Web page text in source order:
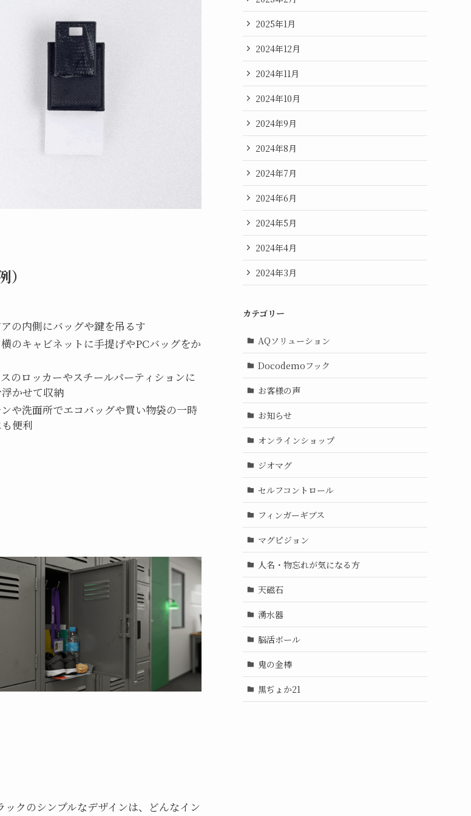
の内側にバッグや鍵を吊るす
のキャビネットに手提げやPCバッグをか
のロッカーやスチールパーティションに
かせて収納
や洗面所でエコバッグや買い物袋の一時
便利
ックのシンプルなデザインは、どんなイン
2025年1月
2024年12月
2024年11月
2024年10月
2024年9月
2024年8月
2024年7月
2024年6月
2024年5月
2024年4月
2024年3月
カテゴリー
AQソリューション
Docodemoフック
お客様の声
お知らせ
オンラインショップ
ジオマグ
セルフコントロール
フィンガーギブス
マグピジョン
人名・物忘れが気になる方
天磁石
湧水器
脳活ボール
鬼の金棒
黒ぢょか21